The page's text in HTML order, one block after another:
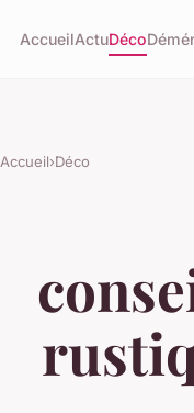
AccueilActuDéco
Accueil›Déco